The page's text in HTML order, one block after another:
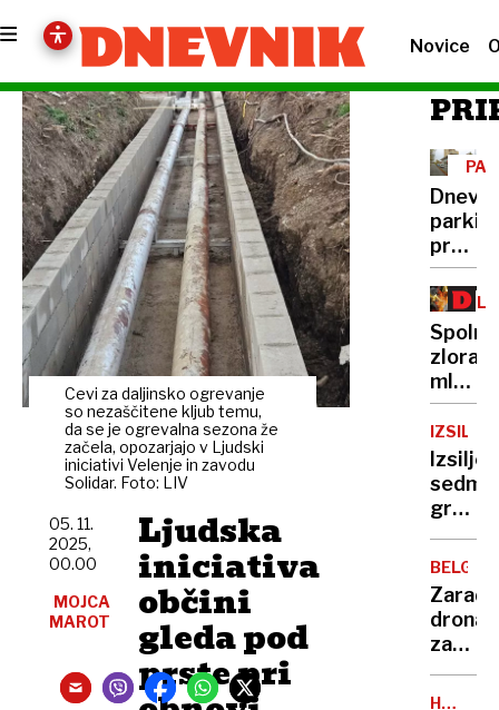
Novice
Cevi za daljinsko ogrevanje
so nezaščitene kljub temu,
da se je ogrevalna sezona že
začela, opozarjajo v Ljudski
iniciativi Velenje in zavodu
Solidar. Foto: LIV
Ljudska
iniciativa
občini
gleda pod
prste pri
05. 11.
2025,
00.00
MOJCA
MAROT
pred
več
V
Spolno
a
lahko
vseeno
pod
grozil
bivši
in
BELGIJA
Zaradi
drona
zaprli
v
HUDE